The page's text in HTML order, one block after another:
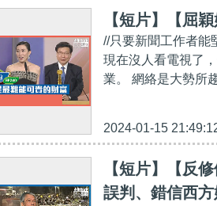
【短片】【屈
//只要新聞工作者能
現在沒人看電視了
業。 網絡是大勢所
2024-01-15
【短片】【反
誤判、錯信西